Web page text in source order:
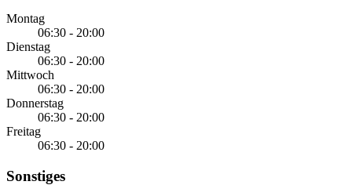
Montag
06:30 - 20:00
Dienstag
06:30 - 20:00
Mittwoch
06:30 - 20:00
Donnerstag
06:30 - 20:00
Freitag
06:30 - 20:00
Sonstiges